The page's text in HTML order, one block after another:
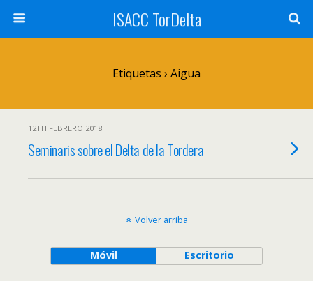
ISACC TorDelta
Etiquetas › Aigua
12TH FEBRERO 2018
Seminaris sobre el Delta de la Tordera
Volver arriba
Móvil Escritorio